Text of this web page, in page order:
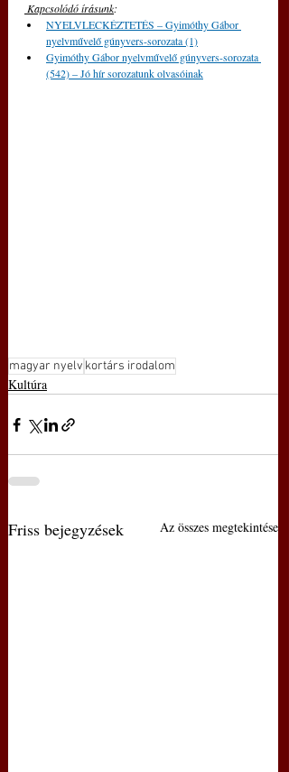
Kapcsolódó írásunk:
NYELVLECKÉZTETÉS – Gyimóthy Gábor
nyelvművelő gúnyvers-sorozata (1)
Gyimóthy Gábor nyelvművelő gúnyvers-sorozata
(542) – Jó hír sorozatunk olvasóinak
magyar nyelv kortárs irodalom
Kultúra
Friss bejegyzések Az összes megtekintése